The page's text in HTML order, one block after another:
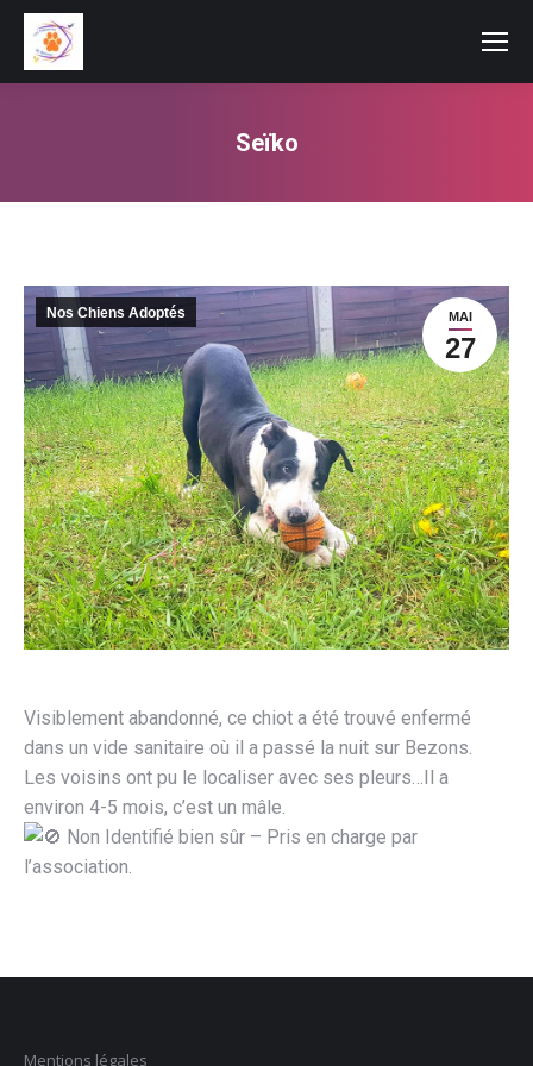
Seïko
MAI
27
Nos Chiens Adoptés
Visiblement abandonné, ce chiot a été trouvé enfermé
dans un vide sanitaire où il a passé la nuit sur Bezons.
Les voisins ont pu le localiser avec ses pleurs…Il a
environ 4-5 mois, c’est un mâle.
Non Identifié bien sûr – Pris en charge par
l’association.
Mentions légales